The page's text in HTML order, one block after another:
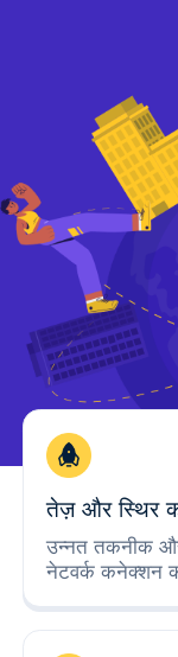
तेज़ और स्थिर
उन्नत तकनीक
नेटवर्क कनेक्शन